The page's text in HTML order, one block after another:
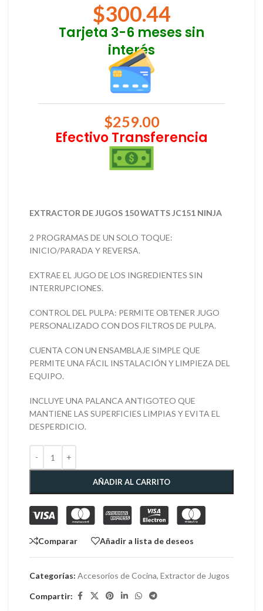
$300.44
Tarjeta 3-6 meses sin
interés
$259.00
Efectivo Transferencia
EXTRACTOR DE JUGOS 150 WATTS JC151 NINJA
2 PROGRAMAS DE UN SOLO TOQUE:
INICIO/PARADA Y REVERSA.
EXTRAE EL JUGO DE LOS INGREDIENTES SIN
INTERRUPCIONES.
CONTROL DEL PULPA: PERMITE OBTENER JUGO
PERSONALIZADO CON DOS FILTROS DE PULPA.
CUENTA CON UN ENSAMBLAJE SIMPLE QUE
PERMITE UNA FÁCIL INSTALACIÓN Y LIMPIEZA DEL
EQUIPO.
INCLUYE UNA PALANCA ANTIGOTEO QUE
MANTIENE LAS SUPERFICIES LIMPIAS Y EVITA EL
DESPERDICIO.
AÑADIR AL CARRITO
Comparar Añadir a lista de deseos
Categorías: Accesorios de Cocina, Extractor de Jugos
Compartir: